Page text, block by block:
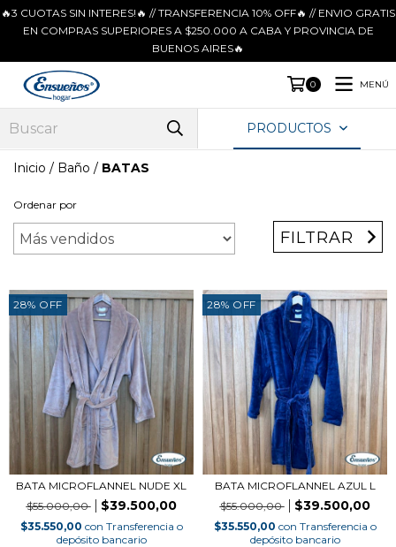
🔥3 CUOTAS SIN INTERES!🔥 // TRANSFERENCIA 10% OFF🔥 // ENVIO GRATIS
EN COMPRAS SUPERIORES A $250.000 A CABA Y PROVINCIA DE
BUENOS AIRES🔥
0 MENÚ
PRODUCTOS
Inicio / Baño / BATAS
Ordenar por
FILTRAR
28% OFF
BATA MICROFLANNEL NUDE XL
$55.000,00
$39.500,00
$35.550,00 con Transferencia o
depósito bancario
28% OFF
BATA MICROFLANNEL AZUL L
$55.000,00
$39.500,00
$35.550,00 con Transferencia o
depósito bancario